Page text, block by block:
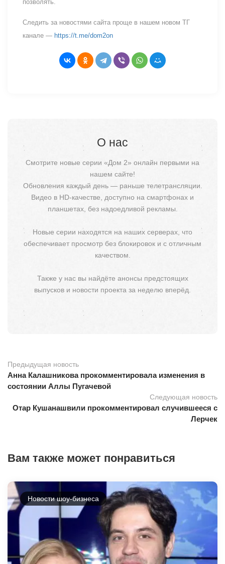
позволять.
Следить за новостями сайта проще в нашем новом ТГ
канале — https://t.me/dom2on
О нас
Смотрите новые серии «Дом 2» онлайн первыми на
нашем сайте!
Обновления каждый день — раньше телетрансляции.
Видео в HD-качестве, доступно на смартфонах и
планшетах, без надоедливой рекламы.
Новые серии находятся на наших серверах, что
обеспечивает просмотр без блокировок и с отличным
качеством.
Также у нас вы найдёте анонсы предстоящих
выпусков и новости проекта за неделю вперёд.
Предыдущая новость
Анна Калашникова прокомментировала изменения в
состоянии Аллы Пугачевой
Следующая новость
Отар Кушанашвили прокомментировал случившееся с
Лерчек
Вам также может понравиться
Новости шоу-бизнеса